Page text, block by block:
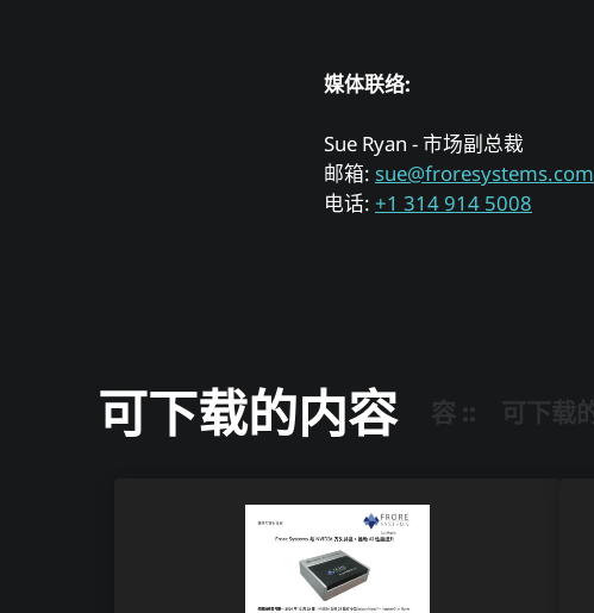
媒体联络:
Sue Ryan - 市场副总裁
邮箱: sue@froresystems.com
电话: +1 314 914 5008
可下载的内容
可下载的内容 :: 可下载的内容 ::